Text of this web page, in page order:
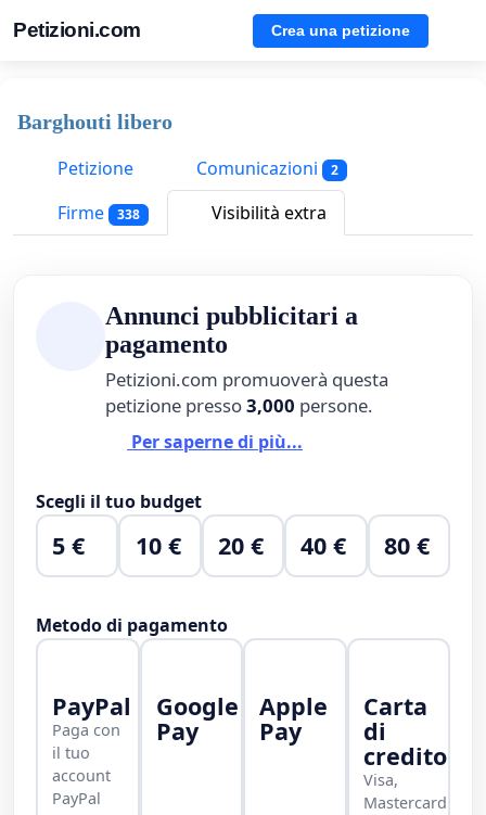
Petizioni.com Crea una petizione
Barghouti libero
Petizione
Comunicazioni 2
Firme 338 Visibilità extra
Annunci pubblicitari a
pagamento
Petizioni.com promuoverà questa
petizione presso3,000 persone.
Per saperne di più...
Scegli il tuo budget
5 € 10 € 20 € 40 € 80 €
Metodo di pagamento
PayPal
Paga con
il tuo
account
PayPal
Google
Pay
Apple
Pay
Carta
di
credito
Visa,
Mastercard